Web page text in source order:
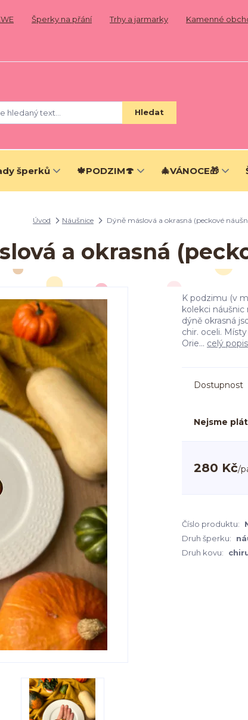
Šperky na přání Trhy a jarmarky
Kamenné
Hledat
šperků 🍁PODZIM🍄 🎄VÁNOCE🎁
Úvod Náušnice Dýně máslová a okrasná (peckové
a okrasná
K podzimu (v
kolekci
dýně okrasná
chir. oceli.
Orie... celý popis
Dostupnost
Nejsme
280 Kč/
Číslo produktu:
Druh šperku:
Druh kovu: